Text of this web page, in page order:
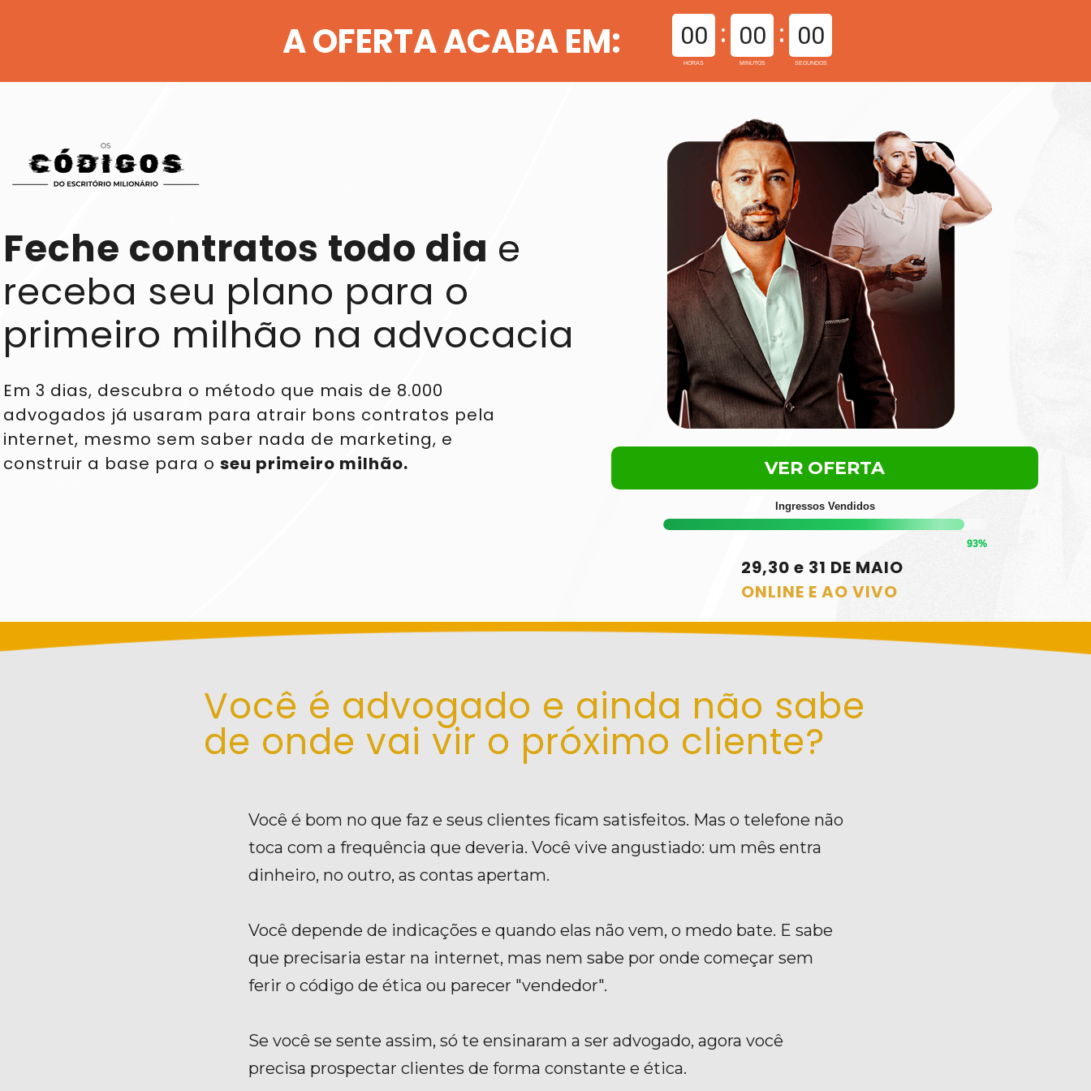
HORAS MINUTOS SEGUNDOS
00 00 00
A OFERTA ACABA EM:
Feche contratos todo dia e
primeiro milhão na advocacia
Em 3 dias, descubra o método que mais de 8.000
advogados já usaram para atrair bons contratos pela
internet, mesmo sem saber nada de marketing, e
construir a base para o seu primeiro milhão. VER OFERTA
Ingressos Vendidos
93%
29,30 e 31 DE MAIO
ONLINE E AO VIVO
Você é advogado e ainda não sabe
de onde vai vir o próximo cliente?
Você é bom no que faz e seus clientes ficam satisfeitos. Mas o telefone não
toca com a frequência que deveria. Você vive angustiado: um mês entra
dinheiro, no outro, as contas apertam.
Você depende de indicações e quando elas não vem, o medo bate. E sabe
que precisaria estar na internet, mas nem sabe por onde começar sem
ferir o código de ética ou parecer "vendedor".
Se você se sente assim, só te ensinaram a ser advogado, agora você
precisa prospectar clientes de forma constante e ética.